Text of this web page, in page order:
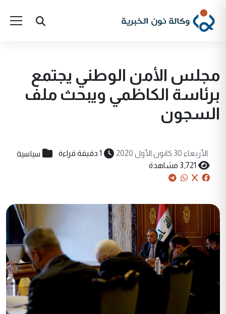
مجلس الأمن الوطني يجتمع
برئاسة الكاظمي ويبحث ملف
السجون
الأربعاء 30 كانون الأول 2020 1 دقيقة قراءة سياسية
3,721 مشاهدة